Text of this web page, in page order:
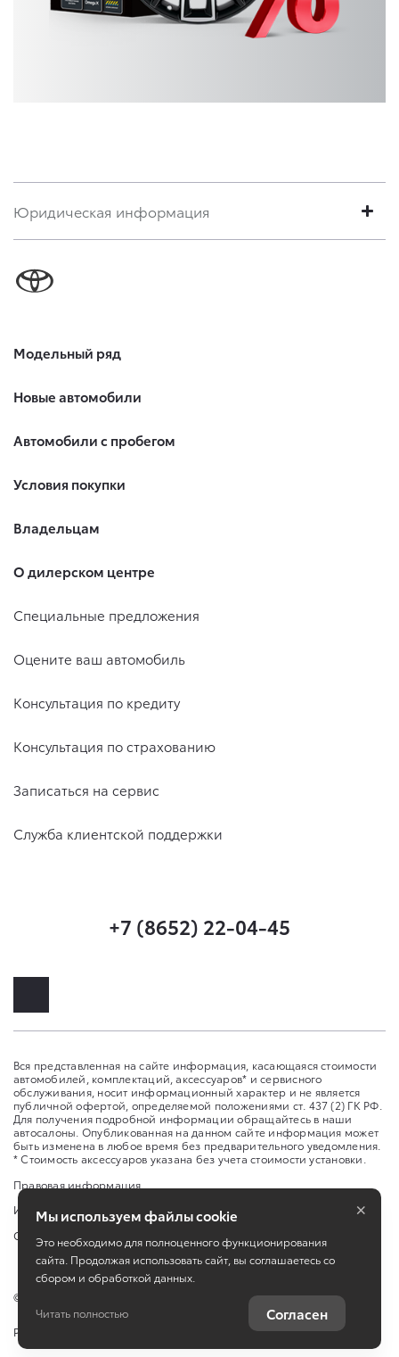
Юридическая информация
Модельный ряд
Новые автомобили
Автомобили с пробегом
Условия покупки
Владельцам
О дилерском центре
Специальные предложения
Оцените ваш автомобиль
Консультация по кредиту
Консультация по страхованию
Записаться на сервис
Служба клиентской поддержки
+7 (8652) 22-04-45
Вся представленная на сайте информация, касающаяся стоимости
автомобилей, комплектаций, аксессуаров* и сервисного
обслуживания, носит информационный характер и не является
публичной офертой, определяемой положениями ст. 437 (2) ГК РФ.
Для получения подробной информации обращайтесь в наши
автосалоны. Опубликованная на данном сайте информация может
быть изменена в любое время без предварительного уведомления.
* Стоимость аксессуаров указана без учета стоимости установки.
Правовая информация
Изменить настройку cookies
Сбросить cookie
©
Работает на технологиях
Мы используем файлы cookie
Это необходимо для полноценного функционирования
сайта. Продолжая использовать сайт, вы соглашаетесь со
сбором и обработкой данных.
Читать полностью Согласен
×